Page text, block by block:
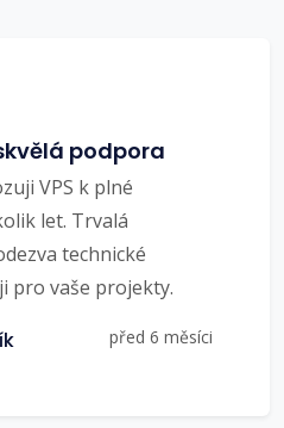
podpora
VPS k plné
let. Trvalá
technické
pro vaše projekty.
před 6 měsíci